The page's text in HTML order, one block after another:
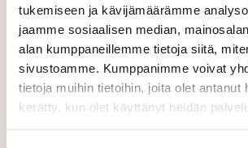
tukemiseen ja kävijämäärämme
jaamme sosiaalisen median,
alan kumppaneillemme tietoja siitä,
sivustoamme. Kumppanimme voivat
tietoja muihin tietoihin, joita olet antanut
kerätty, kun olet käyttänyt heidän
*Sähköposti